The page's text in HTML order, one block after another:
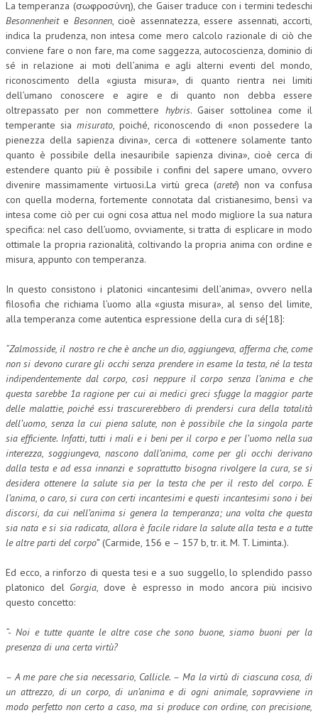
La temperanza (σωφροσύνη), che Gaiser traduce con i termini tedeschi
Besonnenheite Besonnen, cioè assennatezza, essere assennati, accorti,
indica la prudenza, non intesa come mero calcolo razionale di ciò che
conviene fare o non fare, ma come saggezza, autocoscienza, dominio di
sé in relazione ai moti dell’anima e agli alterni eventi del mondo,
riconoscimento della «giusta misura», di quanto rientra nei limiti
dell’umano conoscere e agire e di quanto non debba essere
oltrepassato per non commettere hybris. Gaiser sottolinea come il
temperante sia misurato, poiché, riconoscendo di «non possedere la
pienezza della sapienza divina», cerca di «ottenere solamente tanto
quanto è possibile della inesauribile sapienza divina», cioè cerca di
estendere quanto più è possibile i confini del sapere umano, ovvero
divenire massimamente virtuosi.La virtù greca (areté) non va confusa
con quella moderna, fortemente connotata dal cristianesimo, bensì va
intesa come ciò per cui ogni cosa attua nel modo migliore la sua natura
specifica: nel caso dell’uomo, ovviamente, si tratta di esplicare in modo
ottimale la propria razionalità, coltivando la propria anima con ordine e
misura, appunto con temperanza.
In questo consistono i platonici «incantesimi dell’anima», ovvero nella
filosofia che richiama l’uomo alla «giusta misura», al senso del limite,
alla temperanza come autentica espressione della cura di sé[18]:
“Zalmosside, il nostro re che è anche un dio, aggiungeva, afferma che, come
non si devono curare gli occhi senza prendere in esame la testa, né la testa
indipendentemente dal corpo, così neppure il corpo senza l’anima e che
questa sarebbe 1a ragione per cui ai medici greci sfugge la maggior parte
delle malattie, poiché essi trascurerebbero di prendersi cura della totalità
dell’uomo, senza la cui piena salute, non è possibile che la singola parte
sia efficiente. Infatti, tutti i mali e i beni per il corpo e per l’uomo nella sua
interezza, soggiungeva, nascono dall’anima, come per gli occhi derivano
dalla testa e ad essa innanzi e soprattutto bisogna rivolgere la cura, se si
desidera ottenere la salute sia per la testa che per il resto del corpo. E
l’anima, o caro, si cura con certi incantesimi e questi incantesimi sono i bei
discorsi, da cui nell’anima si genera la temperanza; una volta che questa
sia nata e si sia radicata, allora è facile ridare la salute alla testa e a tutte
le altre parti del corpo”(Carmide, 156 e – 157 b, tr. it. M. T. Liminta.).
Ed ecco, a rinforzo di questa tesi e a suo suggello, lo splendido passo
platonico del Gorgia, dove è espresso in modo ancora più incisivo
questo concetto:
“- Noi e tutte quante le altre cose che sono buone, siamo buoni per la
presenza di una certa virtù?
– A me pare che sia necessario, Callicle. – Ma la virtù di ciascuna cosa, di
un attrezzo, di un corpo, di un’anima e di ogni animale, sopravviene in
modo perfetto non certo a caso, ma si produce con ordine, con precisione,